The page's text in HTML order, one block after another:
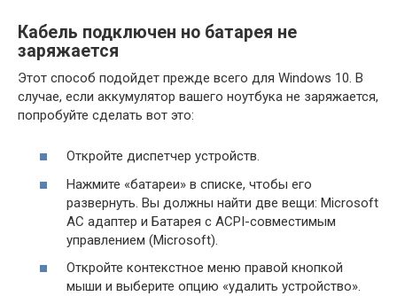
Кабель подключен но батарея не
заряжается
Этот способ подойдет прежде всего для Windows 10. В
случае, если аккумулятор вашего ноутбука не заряжается,
попробуйте сделать вот это:
Откройте диспетчер устройств.
Нажмите «батареи» в списке, чтобы его
развернуть. Вы должны найти две вещи: Microsoft
AC адаптер и Батарея с ACPI-совместимым
управлением (Microsoft).
Откройте контекстное меню правой кнопкой
мыши и выберите опцию «удалить устройство».